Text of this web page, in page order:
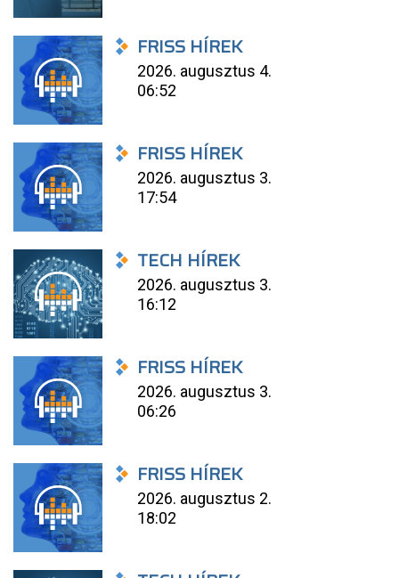
FRISS HÍREK
2026. augusztus 4.
06:52
FRISS HÍREK
2026. augusztus 3.
17:54
TECH HÍREK
2026. augusztus 3.
16:12
FRISS HÍREK
2026. augusztus 3.
06:26
FRISS HÍREK
2026. augusztus 2.
18:02